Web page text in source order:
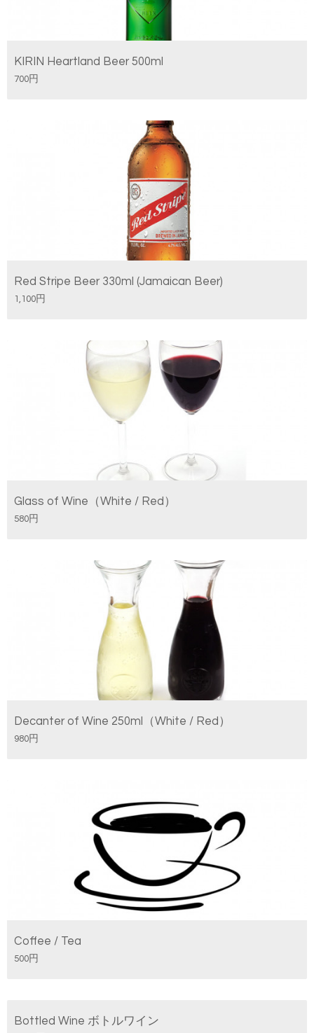
KIRIN Heartland Beer 500ml
700円
Red Stripe Beer 330ml (Jamaican Beer)
1,100円
Glass of Wine（White / Red）
580円
Decanter of Wine 250ml（White / Red）
980円
Coffee / Tea
500円
Bottled Wine ボトルワイン